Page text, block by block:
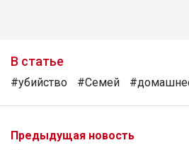
В статье
#убийство #Семей
Предыдущая новость